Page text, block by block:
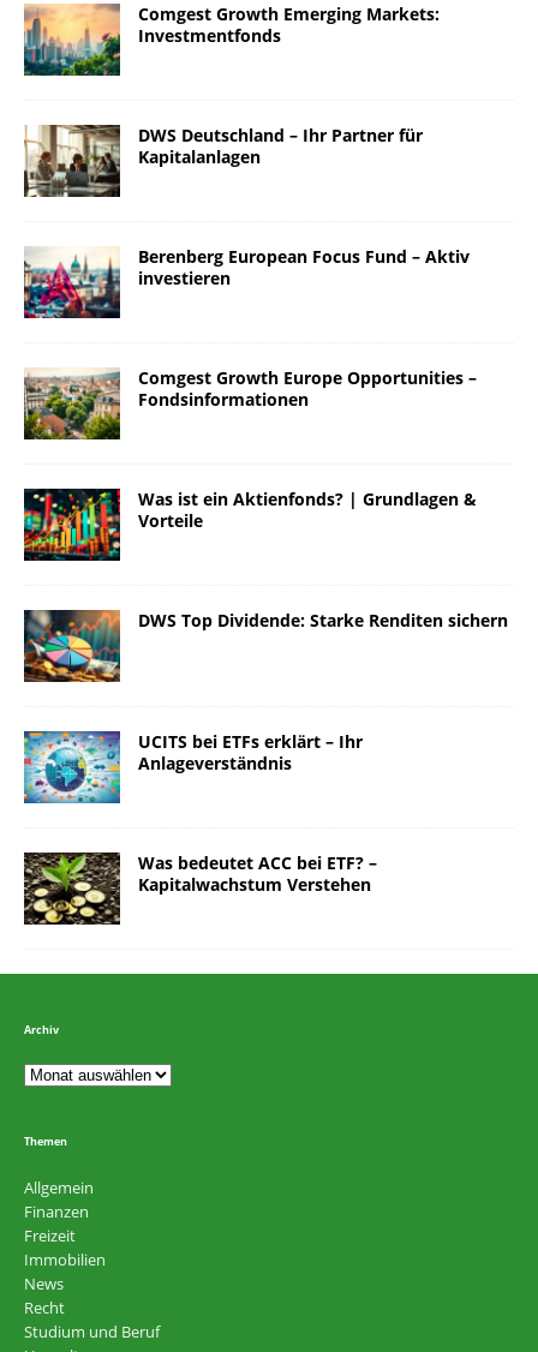
Comgest Growth Emerging Markets:
Investmentfonds
DWS Deutschland – Ihr Partner für
Kapitalanlagen
Berenberg European Focus Fund – Aktiv
investieren
Comgest Growth Europe Opportunities –
Fondsinformationen
Was ist ein Aktienfonds? | Grundlagen &
Vorteile
DWS Top Dividende: Starke Renditen sichern
UCITS bei ETFs erklärt – Ihr
Anlageverständnis
Was bedeutet ACC bei ETF? –
Kapitalwachstum Verstehen
Archiv
Themen
Allgemein
Finanzen
Freizeit
Immobilien
News
Recht
Studium und Beruf